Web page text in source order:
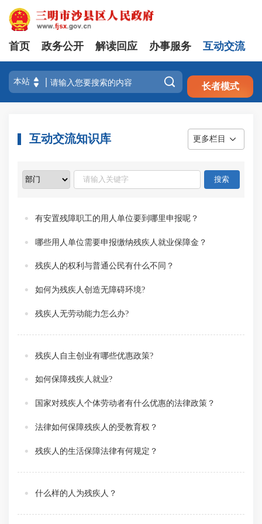
注册 登录
首页 政务公开 解读回应 办事服务 互动交流
 长者模式
互动交流知识库 更多栏目
有安置残障职工的用人单位要到哪里申报呢？
哪些用人单位需要申报缴纳残疾人就业保障金？
残疾人的权利与普通公民有什么不同？
如何为残疾人创造无障碍环境?
残疾人无劳动能力怎么办?
残疾人自主创业有哪些优惠政策?
如何保障残疾人就业?
国家对残疾人个体劳动者有什么优惠的法律政策？
法律如何保障残疾人的受教育权？
残疾人的生活保障法律有何规定？
什么样的人为残疾人？